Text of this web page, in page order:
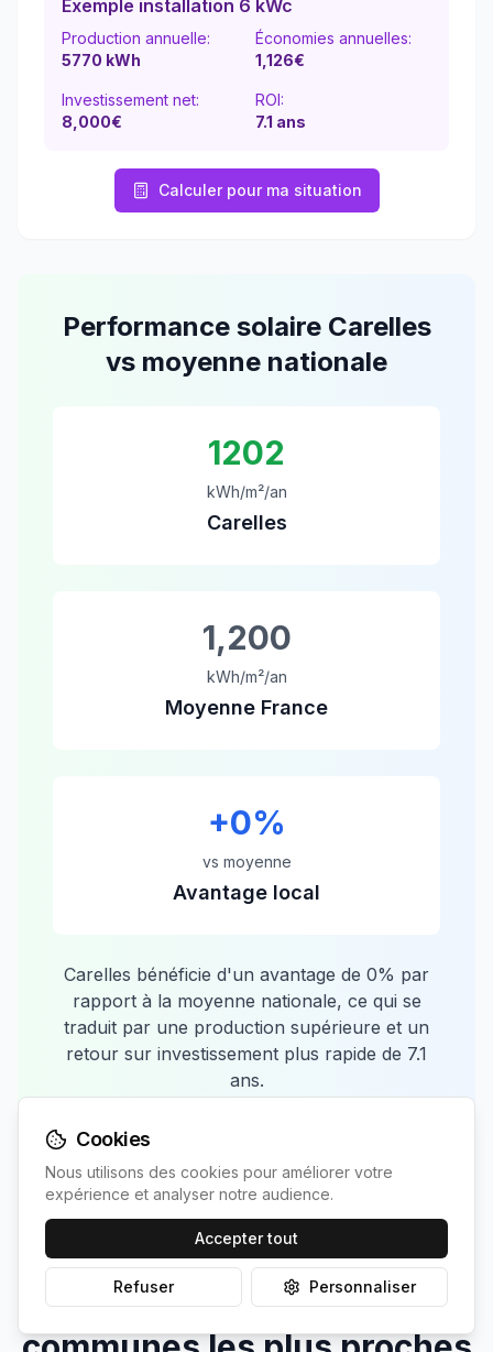
Exemple installation 6 kWc
Production annuelle:
5770 kWh
Économies annuelles:
1,126€
Investissement net:
8,000€
ROI:
7.1 ans
Calculer pour ma situation
Performance solaire Carelles
vs moyenne nationale
1202
kWh/m²/an
Carelles
1,200
kWh/m²/an
Moyenne France
+0%
vs moyenne
Avantage local
Carelles bénéficie d'un avantage de 0% par
rapport à la moyenne nationale, ce qui se
traduit par une production supérieure et un
retour sur investissement plus rapide de 7.1
ans.
Comparaison avec les
Cookies
Nous utilisons des cookies pour améliorer votre
expérience et analyser notre audience.
Accepter tout
Refuser Personnaliser